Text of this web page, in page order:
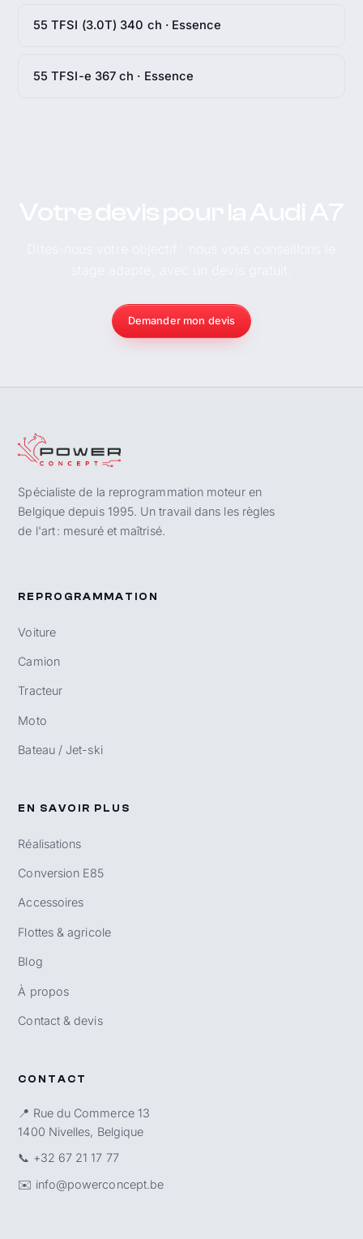
55 TFSI (3.0T) 340 ch · Essence
55 TFSI-e 367 ch · Essence
Demander mon devis
Spécialiste de la reprogrammation moteur en
Belgique depuis 1995. Un travail dans les règles
de l'art : mesuré et maîtrisé.
REPROGRAMMATION
Voiture
Camion
Tracteur
Moto
Bateau / Jet-ski
EN SAVOIR PLUS
Réalisations
Conversion E85
Accessoires
Flottes & agricole
Blog
À propos
Contact & devis
CONTACT
📍 Rue du Commerce 13
1400 Nivelles, Belgique
📞 +32 67 21 17 77
✉️ info@powerconcept.be